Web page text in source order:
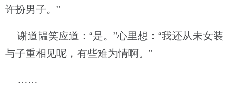
许扮男子。”
谢道韫笑应道：“是。”心里想：“我还从未女装
与子重相见呢，有些难为情啊。”
……